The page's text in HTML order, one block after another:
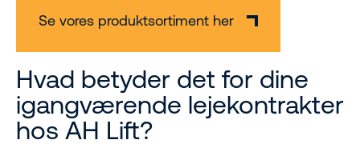
Se vores produktsortiment her
Hvad betyder det for dine
igangværende lejekontrakter
hos AH Lift?